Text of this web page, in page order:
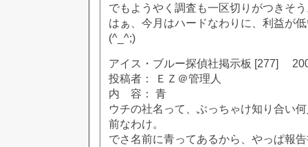
でもようやく調査も一区切りがつきそ
はぁ、今月はハードなわりに、利益が
(^_^;)
アイス・ブルー探偵社掲示板 [277]
投稿者： ＥＺ＠管理人
内 容： 青
ウチの社名って、ぶっちゃけ知り合い
前なわけ。
でさ名前に青ってあるから、やっぱ報